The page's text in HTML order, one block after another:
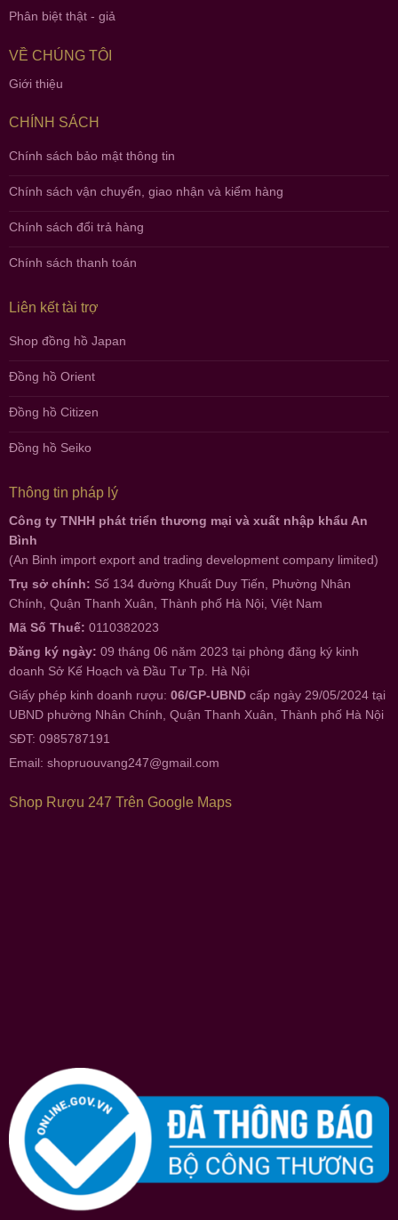
Phân biệt thật - giả
VỀ CHÚNG TÔI
Giới thiệu
CHÍNH SÁCH
Chính sách bảo mật thông tin
Chính sách vận chuyển, giao nhận và kiểm hàng
Chính sách đổi trả hàng
Chính sách thanh toán
Liên kết tài trợ
Shop đồng hồ Japan
Đồng hồ Orient
Đồng hồ Citizen
Đồng hồ Seiko
Thông tin pháp lý
Công ty TNHH phát triển thương mại và xuất nhập khẩu An
Bình
(An Binh import export and trading development company limited)
Trụ sở chính: Số 134 đường Khuất Duy Tiến, Phường Nhân
Chính, Quận Thanh Xuân, Thành phố Hà Nội, Việt Nam
Mã Số Thuế: 0110382023
Đăng ký ngày: 09 tháng 06 năm 2023 tại phòng đăng ký kinh
doanh Sở Kế Hoạch và Đầu Tư Tp. Hà Nội
Giấy phép kinh doanh rượu: 06/GP-UBND cấp ngày 29/05/2024 tại
UBND phường Nhân Chính, Quận Thanh Xuân, Thành phố Hà Nội
SĐT: 0985787191
Email: shopruouvang247@gmail.com
Shop Rượu 247 Trên Google Maps